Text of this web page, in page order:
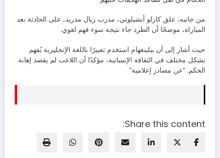
من جانبه، علق كارلو أنشيلوتي، مدرب ريال مدريد، على الحادثة بعد
المباراة، موضحًا أن الطرد جاء نتيجة سوء فهم لغوي.
حيث أشار إلى أن بيلينغهام استخدم تعبيرًا باللغة الإنجليزية يُفهم
بشكل مختلف في الثقافة الإسبانية، مؤكدًا أن اللاعب لم يقصد إهانة
الحكم. “عن مصادر إعلامية”
Share this content: